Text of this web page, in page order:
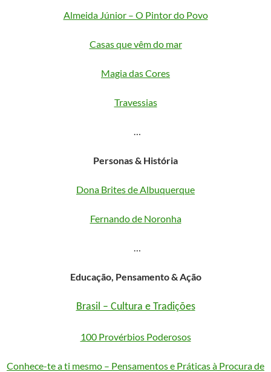
Almeida Júnior – O Pintor do Povo
Casas que vêm do mar
Magia das Cores
Travessias
Personas & História
Dona Brites de Albuquerque
Fernando de Noronha
Educação, Pensamento & Ação
Brasil – Cultura e Tradições
100 Provérbios Poderosos
Conhece-te a ti mesmo – Pensamentos e Práticas à Procura de